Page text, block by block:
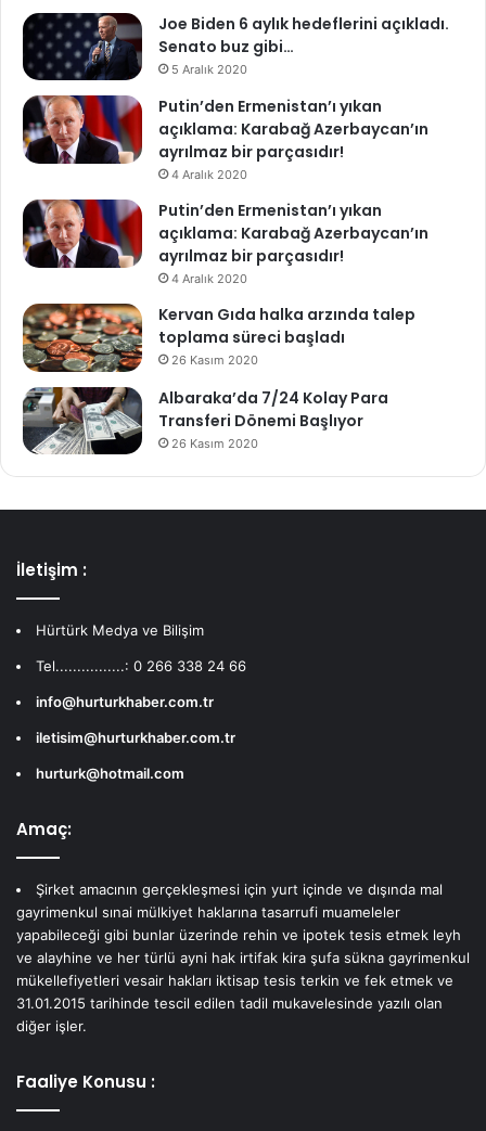
Joe Biden 6 aylık hedeflerini açıkladı.
Senato buz gibi…
5 Aralık 2020
Putin’den Ermenistan’ı yıkan
açıklama: Karabağ Azerbaycan’ın
ayrılmaz bir parçasıdır!
4 Aralık 2020
Putin’den Ermenistan’ı yıkan
açıklama: Karabağ Azerbaycan’ın
ayrılmaz bir parçasıdır!
4 Aralık 2020
Kervan Gıda halka arzında talep
toplama süreci başladı
26 Kasım 2020
Albaraka’da 7/24 Kolay Para
Transferi Dönemi Başlıyor
26 Kasım 2020
İletişim :
Hürtürk Medya ve Bilişim
Tel................: 0 266 338 24 66
info@hurturkhaber.com.tr
iletisim@hurturkhaber.com.tr
hurturk@hotmail.com
Amaç:
Şirket amacının gerçekleşmesi için yurt içinde ve dışında mal
gayrimenkul sınai mülkiyet haklarına tasarrufi muameleler
yapabileceği gibi bunlar üzerinde rehin ve ipotek tesis etmek leyh
ve alayhine ve her türlü ayni hak irtifak kira şufa sükna gayrimenkul
mükellefiyetleri vesair hakları iktisap tesis terkin ve fek etmek ve
31.01.2015 tarihinde tescil edilen tadil mukavelesinde yazılı olan
diğer işler.
Faaliye Konusu :